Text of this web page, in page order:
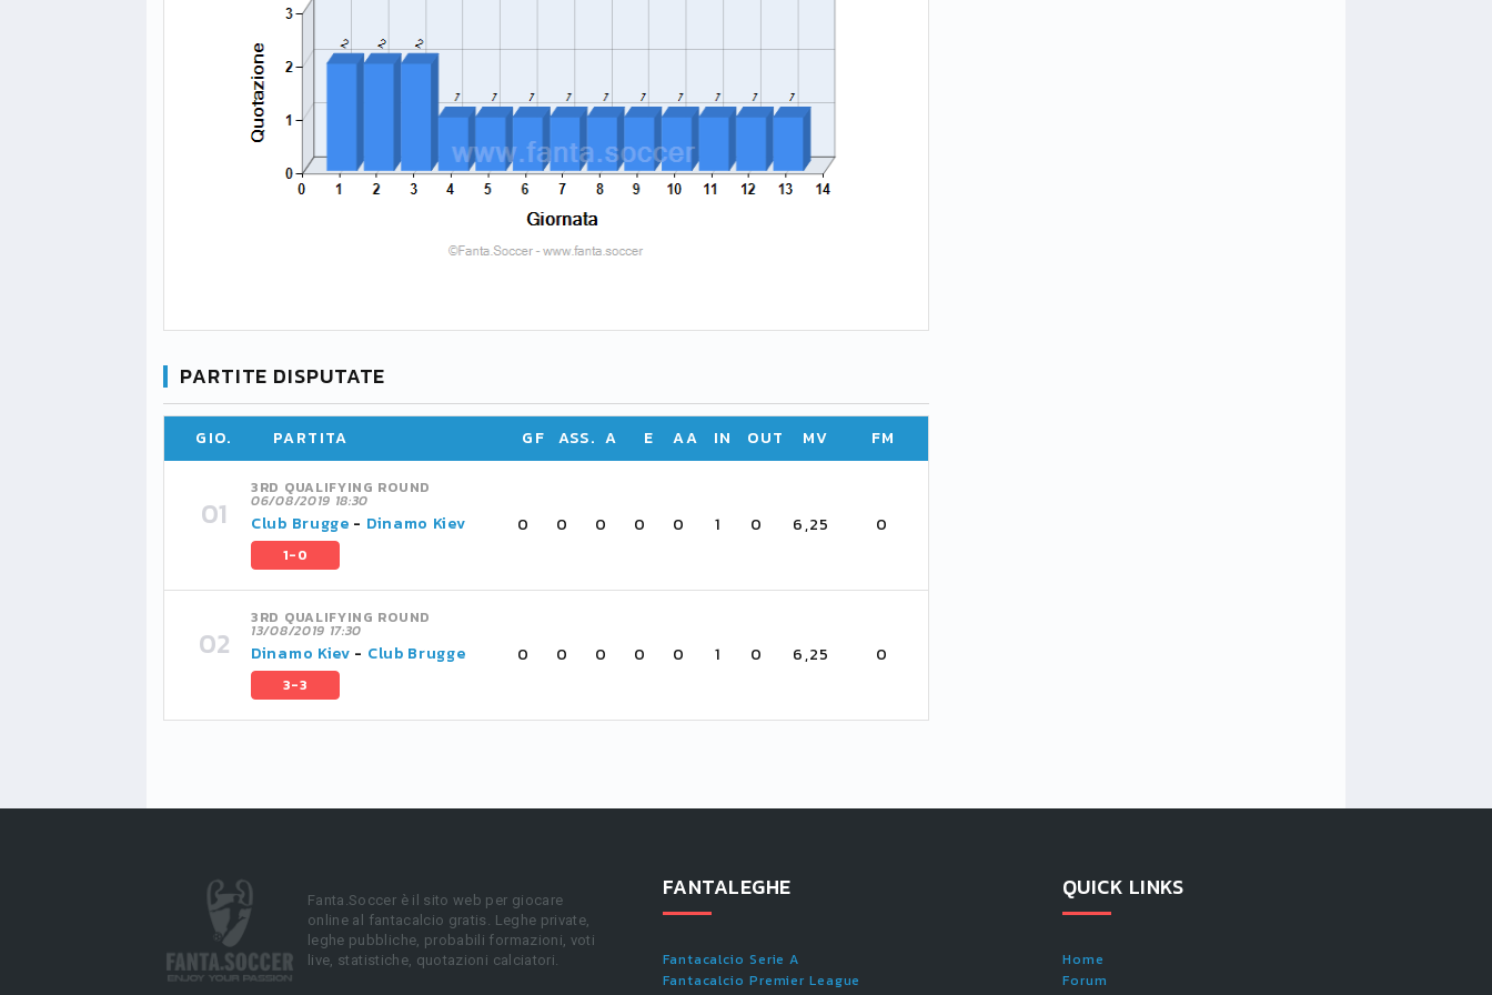
PARTITE DISPUTATE
GIO. PARTITA GF ASS. A E AA IN OUT MV FM
3RD QUALIFYING ROUND
06/08/2019 18:30
Club Brugge - Dinamo Kiev
1-0
0 0 0 0 0 1 0 6,25 0
3RD QUALIFYING ROUND
13/08/2019 17:30
Dinamo Kiev - Club Brugge
3-3
0 0 0 0 0 1 0 6,25 0
Fanta.Soccer è il sito web per giocare
online al fantacalcio gratis. Leghe private,
leghe pubbliche, probabili formazioni, voti
live, statistiche, quotazioni calciatori.
FANTALEGHE
Fantacalcio Serie A
Fantacalcio Premier League
QUICK LINKS
Home
Forum